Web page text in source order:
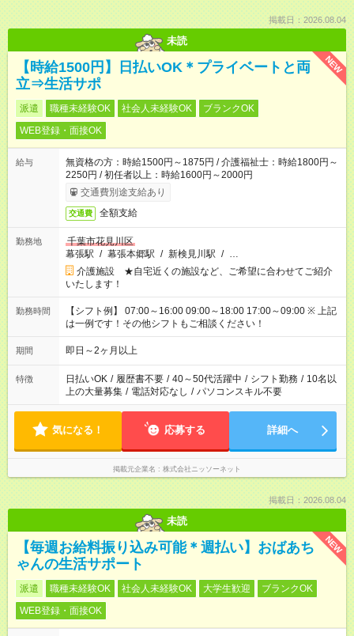
掲載日：2026.08.04
未読
NEW
【時給1500円】日払いOK＊プライベートと両
立⇒生活サポ
派遣 職種未経験OK 社会人未経験OK
ブランクOK
WEB登録・面接OK
給与
無資格の方：時給1500円～1875円 / 介護福祉士：時給1800円～
2250円 / 初任者以上：時給1600円～2000円
交通費別途支給あり
交通費 全額支給
勤務地
千葉市花見川区
幕張駅 / 幕張本郷駅 / 新検見川駅 / …
介護施設 ★自宅近くの施設など、ご希望に合わせてご紹介
いたします！
勤務時間
【シフト例】 07:00～16:00 09:00～18:00 17:00～09:00 ※ 上記
は一例です！その他シフトもご相談ください！
期間 即日～2ヶ月以上
特徴 日払いOK / 履歴書不要 / 40～50代活躍中 / シフト勤務 / 10名以
上の大量募集 / 電話対応なし / パソコンスキル不要
気になる！ 応募する 詳細へ
掲載元企業名 株式会社ニッソーネット
掲載日：2026.08.04
未読
NEW
【毎週お給料振り込み可能＊週払い】おばあち
ゃんの生活サポート
派遣 職種未経験OK 社会人未経験OK 大学生歓迎
ブランクOK
WEB登録・面接OK